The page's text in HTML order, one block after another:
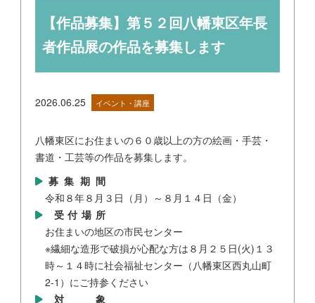
【作品募集】第５２回八幡東区年長
者作品展の作品を募集します
2026.06.25 イベント・講座
八幡東区にお住まいの６０歳以上の方の絵画・手芸・
書道・工芸等の作品を募集します。
募集期間
令和８年８月３日（月）～８月１４日（金）
受付場所
お住まいの地区の市民センター
※繊細な造形で破損が心配な方は８月２５日(火)１３
時～１４時に社会福祉センター（八幡東区西丸山町
2-1）にご持参ください
対 象